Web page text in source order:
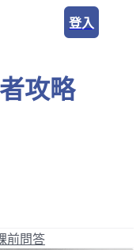
登入
攻略
前問答